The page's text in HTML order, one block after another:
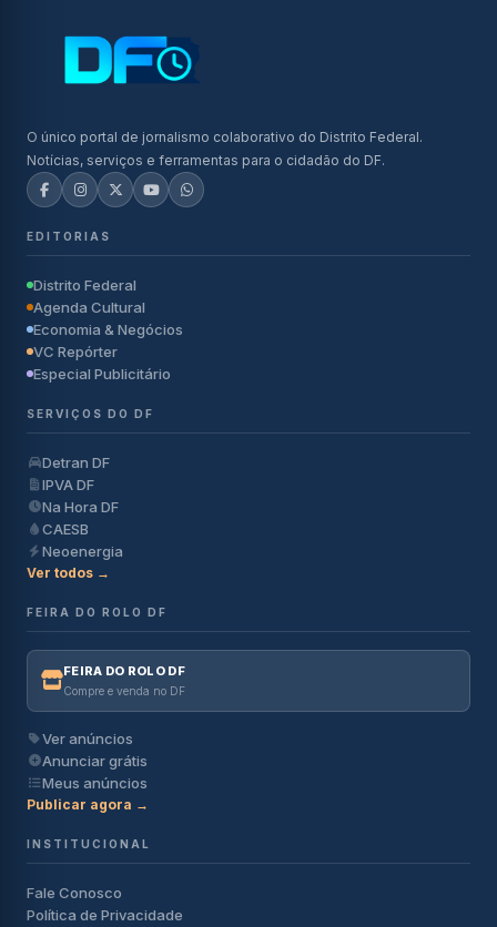
O único portal de jornalismo colaborativo do Distrito Federal.
Notícias, serviços e ferramentas para o cidadão do DF.
EDITORIAS
Distrito Federal
Agenda Cultural
Economia & Negócios
VC Repórter
Especial Publicitário
SERVIÇOS DO DF
Detran DF
IPVA DF
Na Hora DF
CAESB
Neoenergia
Ver todos →
FEIRA DO ROLO DF
FEIRA DO ROLO DF
Compre e venda no DF
Ver anúncios
Anunciar grátis
Meus anúncios
Publicar agora →
INSTITUCIONAL
Fale Conosco
Política de Privacidade